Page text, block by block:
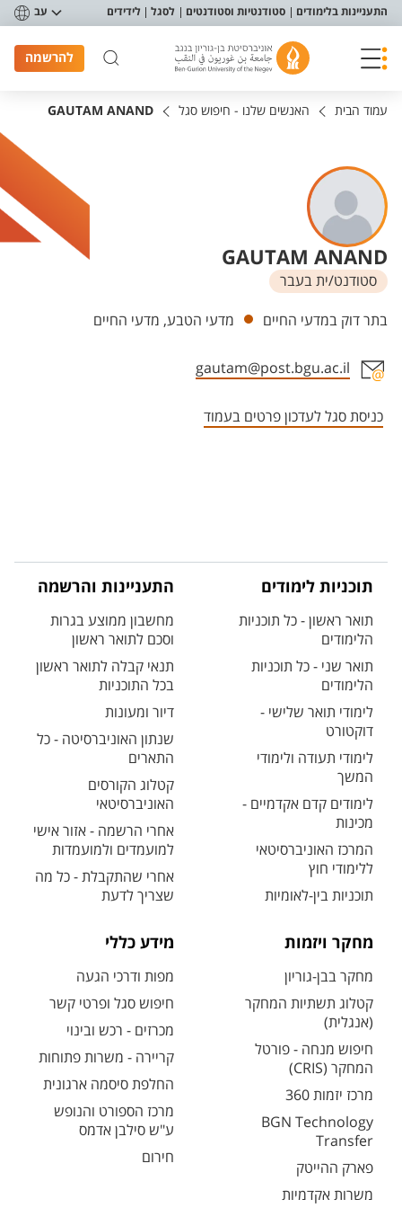
תפריט נגישות
התעניינות בלימודים סטודנטיות וסטודנטים לסגל לידידים עב
להרשמה
עמוד הבית האנשים שלנו - חיפוש סגל GAUTAM ANAND
GAUTAM ANAND
סטודנט/ית בעבר
יחידות
בתר דוק במדעי החיים מדעי הטבע, מדעי החיים
gautam@post.bgu.ac.il
כניסת סגל לעדכון פרטים בעמוד
תוכניות לימודים
תואר ראשון - כל תוכניות
הלימודים
תואר שני - כל תוכניות
הלימודים
לימודי תואר שלישי -
דוקטורט
לימודי תעודה ולימודי
המשך
לימודים קדם אקדמיים -
מכינות
המרכז האוניברסיטאי
ללימודי חוץ
תוכניות בין-לאומיות
התעניינות והרשמה
מחשבון ממוצע בגרות
וסכם לתואר ראשון
תנאי קבלה לתואר ראשון
בכל התוכניות
דיור ומעונות
שנתון האוניברסיטה - כל
התארים
קטלוג הקורסים
האוניברסיטאי
אחרי הרשמה - אזור אישי
למועמדים ולמועמדות
אחרי שהתקבלת - כל מה
שצריך לדעת
מחקר ויזמות
מחקר בבן-גוריון
קטלוג תשתיות המחקר
(אנגלית)
חיפוש מנחה - פורטל
המחקר (CRIS)
מרכז יזמות 360
BGN Technology
Transfer
פארק ההייטק
משרות אקדמיות
מידע כללי
מפות ודרכי הגעה
חיפוש סגל ופרטי קשר
מכרזים - רכש ובינוי
קריירה - משרות פתוחות
החלפת סיסמה ארגונית
מרכז הספורט והנופש
ע"ש סילבן אדמס
חירום